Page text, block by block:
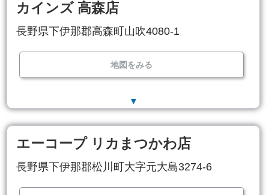
カインズ 高森店
長野県下伊那郡高森町山吹4080-1
地図をみる
▼
エーコープ リカまつかわ店
長野県下伊那郡松川町大字元大島3274-6